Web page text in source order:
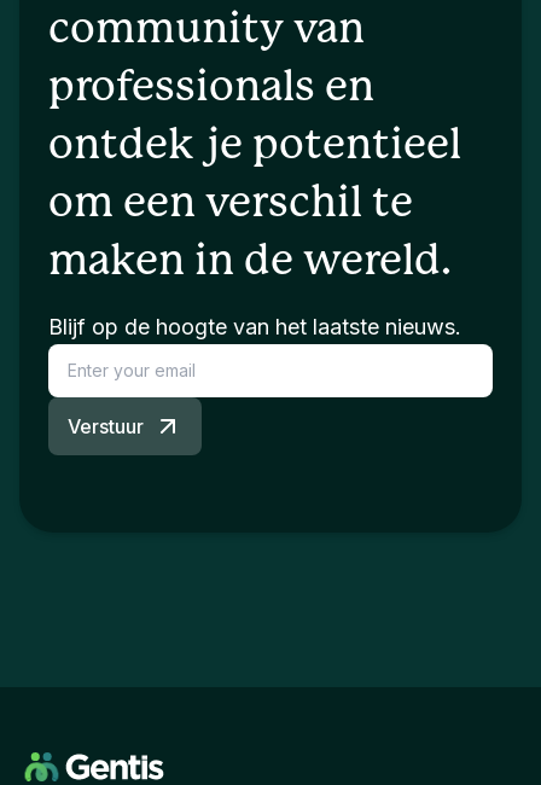
community van
professionals en
ontdek je potentieel
om een verschil te
maken in de wereld.
Blijf op de hoogte van het laatste nieuws.
Verstuur